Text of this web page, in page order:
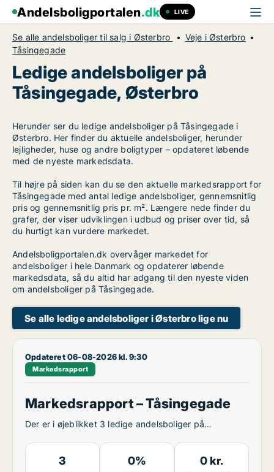
Andelsboligportalen.dk LIVE
Se alle andelsboliger til salg i Østerbro
Veje i Østerbro
Tåsingegade
Ledige andelsboliger på
Tåsingegade, Østerbro
Herunder ser du ledige andelsboliger på Tåsingegade i
Østerbro. Her finder du aktuelle andelsboliger, herunder
lejligheder, huse og andre boligtyper – opdateret løbende
med de nyeste markedsdata.
Til højre på siden kan du se den aktuelle markedsrapport for
Tåsingegade med antal ledige andelsboliger, gennemsnitlig
pris og gennemsnitlig pris pr. m². Længere nede finder du
grafer, der viser udviklingen i udbud og priser over tid, så
du hurtigt kan vurdere markedet.
Andelsboligportalen.dk overvåger markedet for
andelsboliger i hele Danmark og opdaterer løbende
markedsdata, så du altid har adgang til den nyeste viden
om andelsboliger på Tåsingegade.
Se alle ledige andelsboliger i Østerbro lige nu
Opdateret 06-08-2026 kl. 9:30
Markedsrapport
Markedsrapport – Tåsingegade
Der er i øjeblikket 3 ledige andelsboliger på
3 0% 0 kr.